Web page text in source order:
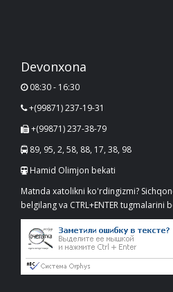
Devonxona
08:30 - 16:30
+(99871) 237-19-31
+(99871) 237-38-79
89, 95, 2, 58, 88, 17, 38, 98
Hamid Olimjon bekati
Matnda xatolikni ko'rdingizmi?
belgilang va CTRL+ENTER tugmalarini